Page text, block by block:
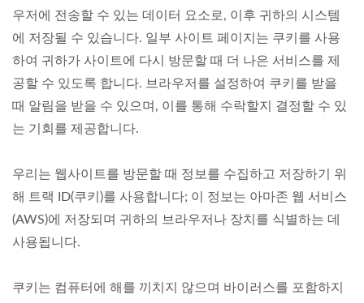
우저에 전송할 수 있는 데이터 요소로, 이후 귀하의 시스템
에 저장될 수 있습니다. 일부 사이트 페이지는 쿠키를 사용
하여 귀하가 사이트에 다시 방문할 때 더 나은 서비스를 제
공할 수 있도록 합니다. 브라우저를 설정하여 쿠키를 받을
때 알림을 받을 수 있으며, 이를 통해 수락할지 결정할 수 있
는 기회를 제공합니다.
우리는 웹사이트를 방문할 때 정보를 수집하고 저장하기 위
해 트랙 ID(쿠키)를 사용합니다; 이 정보는 아마존 웹 서비스
(AWS)에 저장되며 귀하의 브라우저나 장치를 식별하는 데
사용됩니다.
쿠키는 컴퓨터에 해를 끼치지 않으며 바이러스를 포함하지